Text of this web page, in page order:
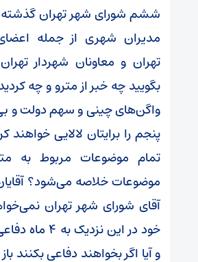
ششم شورای شهر تهران
مدیران شهری از جمله
تهران و معاونان شهردار
بگویید چه خبر از مترو و چه
واگن‌های چینی و سهم دولت و
پنجم را برایتان لالایی خواهند
تمام موضوعات مربوط به
موضوعات خلاصه می‌شود؟
آقای شورای شهر تهران
خود در این
و آیا اگر بخواهند دفاعی بکنند